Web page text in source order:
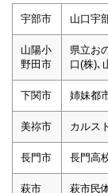
宇部市 山口宇
山陽小
野田市
県立お
口(株)､
下関市 姉妹都
美祢市 カルス
長門市 長門高
萩市 萩市民